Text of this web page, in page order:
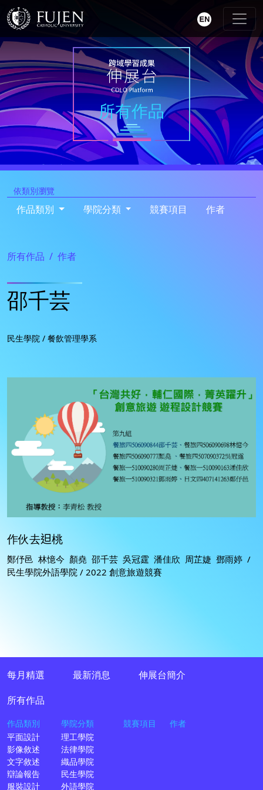
所有作品
依類別瀏覽
作品類別 學院分類 競賽項目 作者
所有作品 作者
邵千芸
民生學院 / 餐飲管理學系
作伙去𨑨桃
鄭伃邑 林憶今 顏堯 邵千芸 吳冠霆 潘佳欣 周芷婕 鄧雨婷 /
民生學院外語學院 / 2022 創意旅遊競賽
每月精選
所有作品
作品類別
平面設計
影像敘述
文字敘述
辯論報告
服裝設計
學院分類
理工學院
法律學院
織品學院
民生學院
外語學院
競賽項目 作者
最新消息 伸展台簡介